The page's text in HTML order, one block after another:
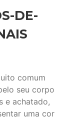
DE-
comum
seu corpo
e achatado,
uma cor